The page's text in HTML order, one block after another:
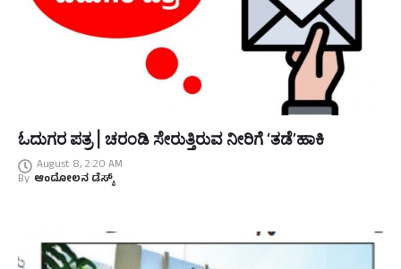
ಓದುಗರ ಪತ್ರ | ಚರಂಡಿ ಸೇರುತ್ತಿರುವ ನೀರಿಗೆ ‘ತಡೆ’ಹಾಕಿ
August 8, 2:20 AM
By ಆಂದೋಲನ ಡೆಸ್ಕ್